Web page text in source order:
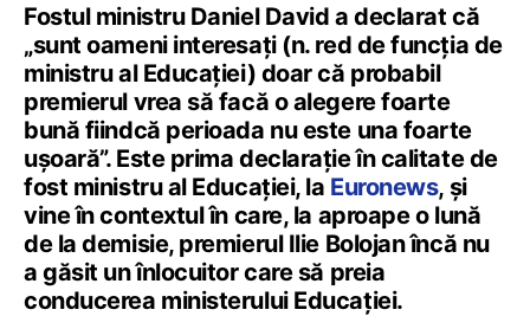
Fostul ministru Daniel David a declarat că
„sunt oameni interesați (n. red de funcția de
ministru al Educației) doar că probabil
premierul vrea să facă o alegere foarte
bună fiindcă perioada nu este una foarte
ușoară”. Este prima declarație în calitate de
fost ministru al Educației, la Euronews, și
vine în contextul în care, la aproape o lună
de la demisie, premierul Ilie Bolojan încă nu
a găsit un înlocuitor care să preia
conducerea ministerului Educației.